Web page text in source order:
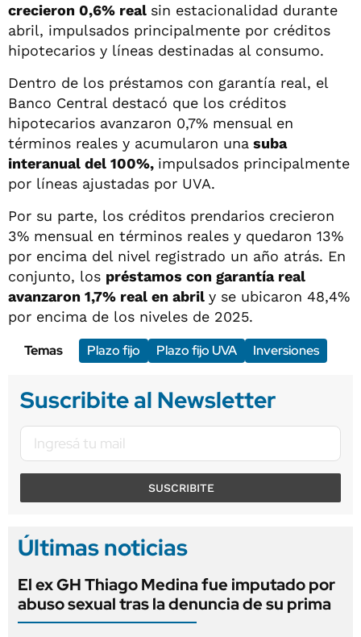
crecieron 0,6% real sin estacionalidad durante
abril, impulsados principalmente por créditos
hipotecarios y líneas destinadas al consumo.
Dentro de los préstamos con garantía real, el
Banco Central destacó que los créditos
hipotecarios avanzaron 0,7% mensual en
términos reales y acumularon una suba
interanual del 100%, impulsados principalmente
por líneas ajustadas por UVA.
Por su parte, los créditos prendarios crecieron
3% mensual en términos reales y quedaron 13%
por encima del nivel registrado un año atrás. En
conjunto, los préstamos con garantía real
avanzaron 1,7% real en abril y se ubicaron 48,4%
por encima de los niveles de 2025.
Temas
Plazo fijo Plazo fijo UVA Inversiones
Suscribite al Newsletter
SUSCRIBITE
Últimas noticias
El ex GH Thiago Medina fue imputado por
abuso sexual tras la denuncia de su prima